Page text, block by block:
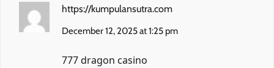
https://kumpulansutra.com
December 12, 2025 at 1:25 pm
777 dragon casino